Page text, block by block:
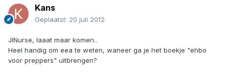
Kans
Geplaatst: 20 juli 2012
JINurse, laaat maar komen..
Heel handig om eea te weten, waneer ga je het boekje "ehbo
voor preppers" uitbrengen?